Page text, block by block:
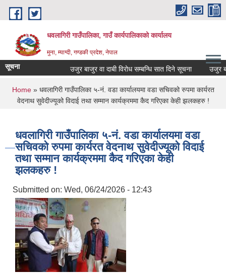
Skip to main content
धवलागिरी गाउँपालिका, गाउँ कार्यपालिकाको कार्यालय
मुना, म्याग्दी, गण्डकी प्रदेश, नेपाल
सूचना उजुर बाजुर वा दाबी विरोध सम्बन्धि सात दिने सूचना उजुर
You are here
Home» धवलागिरी गाउँपालिका ५-नं. वडा कार्यालयमा वडा सचिवको रुपमा कार्यरत
वेदनाथ सुवेदीज्यूको विदाई तथा सम्मान कार्यक्रममा कैद गरिएका केही झलकहरु !
धवलागिरी गाउँपालिका ५-नं. वडा कार्यालयमा वडा
सचिवको रुपमा कार्यरत वेदनाथ सुवेदीज्यूको विदाई
तथा सम्मान कार्यक्रममा कैद गरिएका केही
झलकहरु !
Submitted on: Wed, 06/24/2026 - 12:43